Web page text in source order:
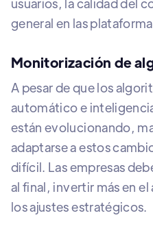
general en las
Monitorización de
A pesar de que los
automático e
están evolucionando,
adaptarse a estos
difícil. Las empresas
al final, invertir más en
los ajustes estratégicos.